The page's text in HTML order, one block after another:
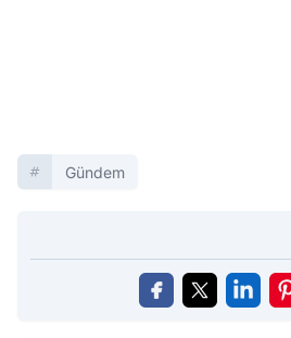
Gündem